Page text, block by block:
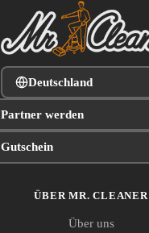
Deutschland
Partner werden
Gutschein
ÜBER MR. CLEANER
Über uns